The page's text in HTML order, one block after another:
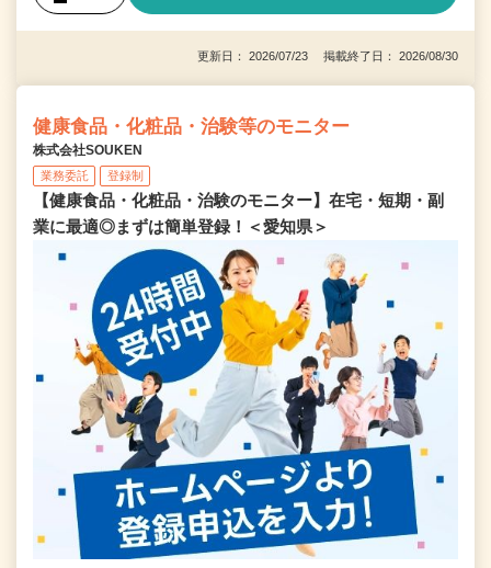
更新日： 2026/07/23 掲載終了日： 2026/08/30
健康食品・化粧品・治験等のモニター
株式会社SOUKEN
業務委託 登録制
【健康食品・化粧品・治験のモニター】在宅・短期・副
業に最適◎まずは簡単登録！＜愛知県＞